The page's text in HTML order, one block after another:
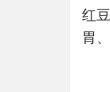
红
胃